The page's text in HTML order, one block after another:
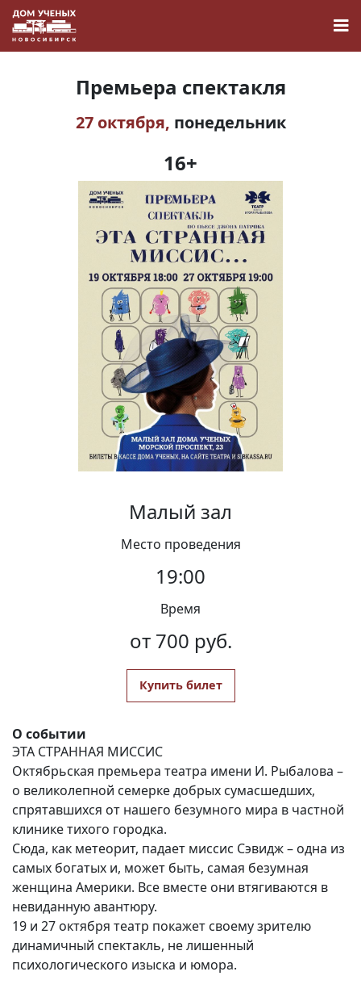
Наука
О Доме учёных
Виртуальный тур
Контакты
Вакансии
Премьера спектакля
27 октября, понедельник
16+
Малый зал
Место проведения
19:00
Время
от 700 руб.
Купить билет
О событии
ЭТА СТРАННАЯ МИССИС
Октябрьская премьера театра имени И. Рыбалова –
о великолепной семерке добрых сумасшедших,
спрятавшихся от нашего безумного мира в частной
клинике тихого городка.
Сюда, как метеорит, падает миссис Сэвидж – одна из
самых богатых и, может быть, самая безумная
женщина Америки. Все вместе они втягиваются в
невиданную авантюру.
19 и 27 октября театр покажет своему зрителю
динамичный спектакль, не лишенный
психологического изыска и юмора.